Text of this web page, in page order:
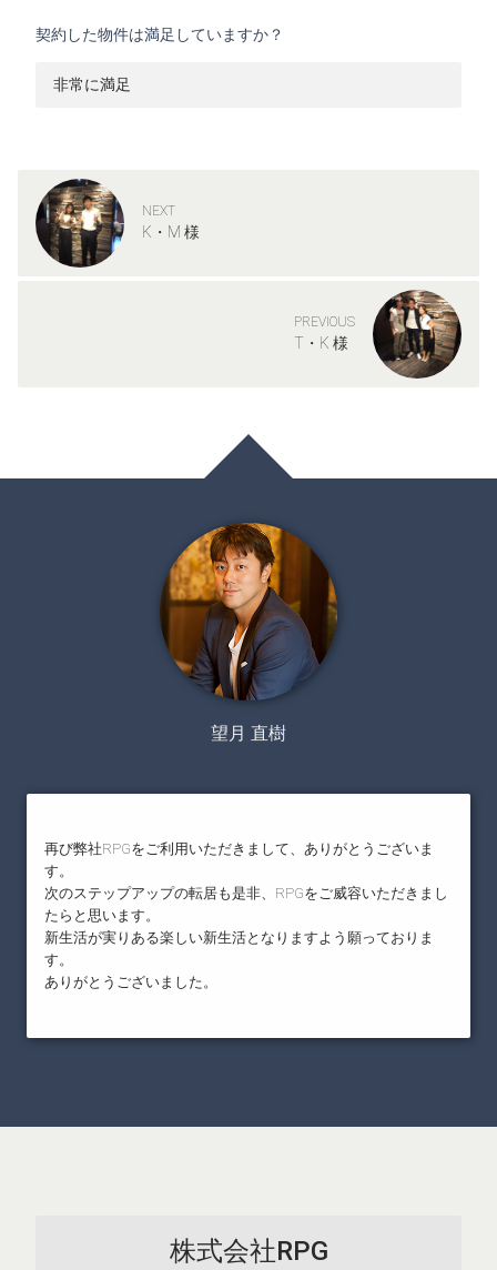
契約した物件は満足していますか？
非常に満足
NEXT
K・M 様
PREVIOUS
T・K 様
望月 直樹
再び弊社RPGをご利用いただきまして、ありがとうございま
す。
次のステップアップの転居も是非、RPGをご威容いただきまし
たらと思います。
新生活が実りある楽しい新生活となりますよう願っておりま
す。
ありがとうございました。
株式会社RPG